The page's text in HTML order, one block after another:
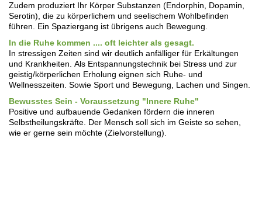
Zudem produziert Ihr Körper Substanzen (Endorphin, Dopamin,
Serotin), die zu körperlichem und seelischem Wohlbefinden
führen. Ein Spaziergang ist übrigens auch Bewegung.
In die Ruhe kommen .... oft leichter als gesagt.
In stressigen Zeiten sind wir deutlich anfälliger für Erkältungen
und Krankheiten. Als Entspannungstechnik bei Stress und zur
geistig/körperlichen Erholung eignen sich Ruhe- und
Wellnesszeiten. Sowie Sport und Bewegung, Lachen und Singen.
Bewusstes Sein - Voraussetzung "Innere Ruhe"
Positive und aufbauende Gedanken fördern die inneren
Selbstheilungskräfte. Der Mensch soll sich im Geiste so sehen,
wie er gerne sein möchte (Zielvorstellung).